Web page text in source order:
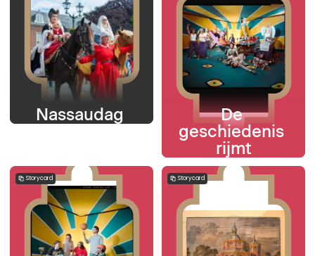
Nassaudag
De
geschiedenis
rijmt
Storycard Storycard